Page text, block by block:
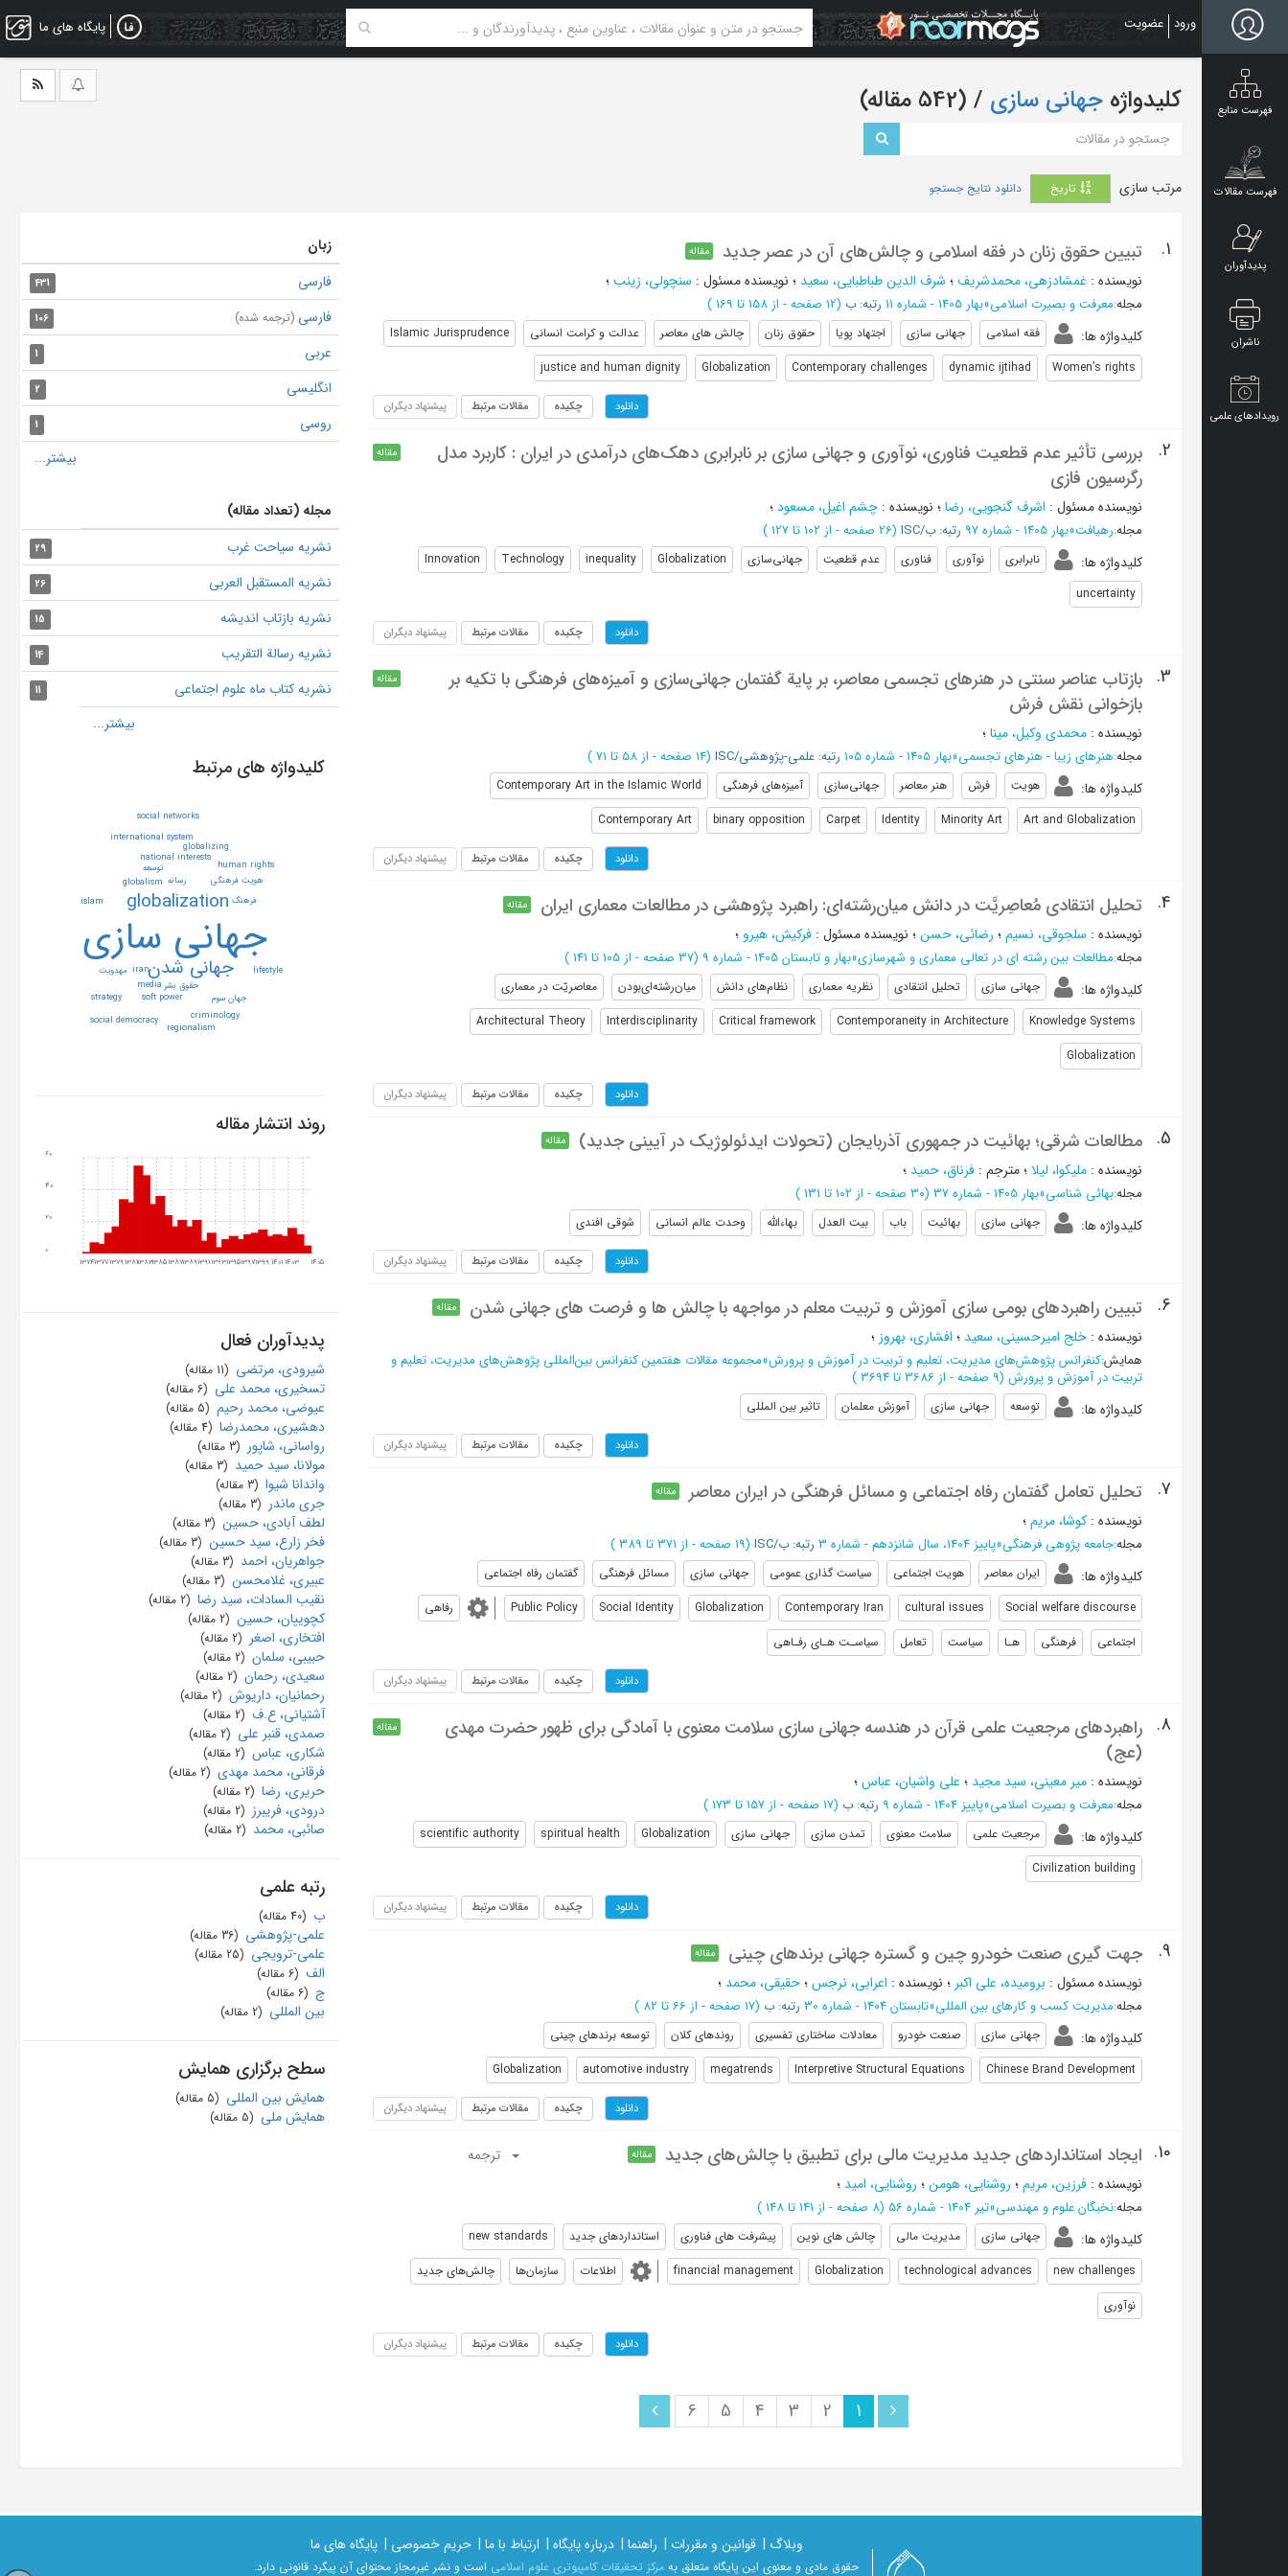
content
ورود عضویت پایگاه های ما
فهرست منابع
فهرست مقالات
پدیدآوران
ناشران
رویدادهای علمی
کلیدواژه جهانی سازی ‏/ (542 مقاله)
مرتب سازی تاریخ دانلود نتایج جستجو
1. تبیین حقوق زنان در فقه اسلامی و چالش‌های آن در عصر جدید مقاله
نویسنده : غمشادزهی، محمدشریف؛ شرف الدین طباطبایی، سعید ؛ نویسنده مسئول : سنچولی، زینب؛
مجله:معرفت و بصیرت اسلامی»بهار 1405 - شماره 11 رتبه: ب (‎12 صفحه - از 158 تا 169 )
کلیدواژه ها: فقه اسلامی جهانی سازی اجتهاد پویا حقوق زنان چالش های معاصر عدالت و کرامت انسانی
Islamic Jurisprudence
Women’s rights
dynamic ijtihad
Contemporary challenges
Globalization
justice and human dignity
دانلود چکیده مقالات مرتبط پیشنهاد دیگران
2.
بررسی تأثیر عدم قطعیت فناوری، نوآوری و جهانی سازی بر نابرابری دهک‌های درآمدی در ایران : کاربرد مدل
رگرسیون فازی
مقاله
نویسنده مسئول : اشرف گنجویی، رضا؛ نویسنده : چشم اغیل، مسعود؛
مجله:رهیافت»بهار 1405 - شماره 97 رتبه: ب/ISC (‎26 صفحه - از 102 تا 127 )
کلیدواژه ها: نابرابری نوآوری فناوری عدم قطعیت جهانی‌سازی Globalization
inequality
Technology
Innovation
uncertainty
دانلود چکیده مقالات مرتبط پیشنهاد دیگران
3.
بازتاب عناصر سنتی در هنرهای تجسمی معاصر، بر پایة گفتمان جهانی‌سازی و آمیزه‌های فرهنگی با تکیه بر
بازخوانی نقش فرش
مقاله
نویسنده : محمدی وکیل، مینا؛
مجله:هنرهای زیبا - هنرهای تجسمی»بهار 1405 - شماره 105 رتبه: علمی-پژوهشی/ISC (‎14 صفحه - از 58 تا 71 )
کلیدواژه ها: هویت فرش هنر معاصر جهانی‌سازی آمیزه‌های فرهنگی
Contemporary Art in the Islamic World
Art and Globalization
Minority Art
Identity
Carpet
binary opposition
Contemporary Art
دانلود چکیده مقالات مرتبط پیشنهاد دیگران
4. تحلیل انتقادی مُعاصِریَّت در دانش ميان‌رشته‌اي: راهبرد پژوهشي در مطالعات معماري ايران مقاله
نویسنده : سلجوقي، نسيم؛ رضائی، حسن؛ نویسنده مسئول : فركيش، هيرو ؛
مجله:مطالعات بین رشته ای در تعالی معماری و شهرسازی»بهار و تابستان 1405 - شماره 9 (‎37 صفحه - از 105 تا 141 )
کلیدواژه ها: جهانی سازی تحلیل انتقادی نظریه معماری نظام‌های دانش میان‌رشته‌ای‌بودن
معاصریّت در معماری
Knowledge Systems
Contemporaneity in Architecture
Critical framework
Interdisciplinarity
Architectural Theory
Globalization
دانلود چکیده مقالات مرتبط پیشنهاد دیگران
5. مطالعات شرقی؛ بهائیت در جمهوری آذربایجان (تحولات ایدئولوژیک در آیینی جدید) مقاله
نویسنده : ملیکوا، لیلا؛مترجم : فرناق، حمید ؛
مجله:بهائی شناسی»بهار 1405 - شماره 37 (‎30 صفحه - از 102 تا 131 )
کلیدواژه ها: جهانی سازی بهائیت باب بیت العدل بهاءالله وحدت عالم انسانی شوقی افندی
دانلود چکیده مقالات مرتبط پیشنهاد دیگران
6. تبیین راهبردهای بومی سازی آموزش و تربیت معلم در مواجهه با چالش ها و فرصت های جهانی شدن مقاله
نویسنده : خلج امیرحسینی، سعید ؛ افشاری، بهروز ؛
همایش:كنفرانس پژوهش‌هاي مديريت، تعلیم و تربیت در آموزش و پرورش»مجموعه مقالات هفتمین کنفرانس بین‌المللی پژوهش‌های مدیریت، تعلیم و
تربیت در آموزش و پرورش (‎9 صفحه - از 3686 تا 3694 )
کلیدواژه ها: توسعه جهانی سازی آموزش معلمان تاثیر بین المللی
دانلود چکیده مقالات مرتبط پیشنهاد دیگران
7. تحلیل تعامل گفتمان رفاه اجتماعی و مسائل فرهنگی در ایران معاصر مقاله
نویسنده : کوشا، مریم؛
مجله:جامعه پژوهی فرهنگی»پاییز 1404، سال شانزدهم - شماره 3 رتبه: ب/ISC (‎19 صفحه - از 371 تا 389 )
کلیدواژه ها: ایران معاصر هویت اجتماعی سیاست گذاری عمومی جهانی سازی مسائل فرهنگی
گفتمان رفاه اجتماعی
Social welfare discourse
cultural issues
Contemporary Iran
Globalization
Social Identity
Public Policy
رفاهی
اجتماعی
فرهنگی هـا سیاست تعامل سیاسـت هـای رفـاهی
دانلود چکیده مقالات مرتبط پیشنهاد دیگران
8.
راهبردهای مرجعیت علمی قرآن در هندسه جهانی سازی سلامت معنوی با آمادگی برای ظهور حضرت مهدی
(عج)
مقاله
نویسنده : میر معینی، سید مجید ؛ علی واشیان، عباس؛
مجله:معرفت و بصیرت اسلامی»پاییز 1404 - شماره 9 رتبه: ب (‎17 صفحه - از 157 تا 173 )
کلیدواژه ها: مرجعیت علمی سلامت معنوی تمدن سازی جهانی سازی Globalization
spiritual health
scientific authority
Civilization building
دانلود چکیده مقالات مرتبط پیشنهاد دیگران
9. جهت گیری صنعت خودرو چین و گستره جهانی برندهای چینی مقاله
نویسنده مسئول : برومیده، علی اکبر ؛ نویسنده : اعرابی، نرجس؛حقیقی، محمد ؛
مجله:مدیریت کسب و کارهای بین المللی»تابستان 1404 - شماره 30 رتبه: ب (‎17 صفحه - از 66 تا 82 )
کلیدواژه ها: جهانی سازی صنعت خودرو معادلات ساختاری تفسیری روندهای کلان
توسعه برندهای چینی
Chinese Brand Development
Interpretive Structural Equations
megatrends
automotive industry
Globalization
دانلود چکیده مقالات مرتبط پیشنهاد دیگران
10. ایجاد استانداردهای جدید مدیریت مالی برای تطبیق با چالش‌های جدید مقاله
ترجمه
نویسنده : فرزین، مریم؛ روشنایی، هومن؛ روشنایی، امید ؛
مجله:نخبگان علوم و مهندسی»تیر 1404 - شماره 56 (‎8 صفحه - از 141 تا 148 )
کلیدواژه ها: جهانی سازی مدیریت مالی چالش های نوین پیشرفت های فناوری استانداردهای جدید
new standards
new challenges
technological advances
Globalization
financial management اطلاعات سازمان‌ها
چالش‌های جدید
نوآوری
دانلود چکیده مقالات مرتبط پیشنهاد دیگران
1
2
3
4
5
6
زبان
فارسی
431
فارسی(ترجمه شده) 106
عربی 1
انگلیسی 2
روسی 1
مجله (تعداد مقاله)
نشریه سیاحت غرب
29
نشریه المستقبل العربی 26
نشریه بازتاب اندیشه 15
نشریه رسالة التقریب 14
نشریه کتاب ماه علوم اجتماعی 11
کلیدواژه های مرتبط
جهاني سازي
globalization
جهاني شدن
حقوق بشر
رسانه globalism
media
توسعه
iran
national interests
soft power جهان سوم
فرهنگ
مهدويت
هويت فرهنگي
criminology
globalizing
human rights
international system
islam
lifestyle
regionalism
social democracy
social networks
strategy
روند انتشار مقاله
13741377137913811383138513871389139113931395139713991401 1403 1405
0
20
40
60
پدیدآوران فعال
شیرودی، مرتضی ‏ (11 مقاله)
تسخیری، محمد علی ‏ (6 مقاله)
عیوضی، محمد رحیم ‏ (5 مقاله)
دهشیری، محمدرضا ‏ (4 مقاله)
رواسانی، شاپور ‏ (3 مقاله)
مولانا، سید حمید ‏ (3 مقاله)
واندانا شیوا ‏ (3 مقاله)
جری ماندر ‏ (3 مقاله)
لطف آبادی، حسین ‏ (3 مقاله)
فخر زارع، سید حسین ‏ (3 مقاله)
جواهریان، احمد ‏ (3 مقاله)
عبیری، غلامحسن ‏ (3 مقاله)
نقیب السادات، سید رضا ‏ (2 مقاله)
کچوییان، حسین ‏ (2 مقاله)
افتخاری، اصغر ‏ (2 مقاله)
حبیبی، سلمان ‏ (2 مقاله)
سعیدی، رحمان ‏ (2 مقاله)
رحمانیان، داریوش ‏ (2 مقاله)
آشتیانی، ع.ف ‏ (2 مقاله)
صمدی، قنبر علی ‏ (2 مقاله)
شکاری، عباس ‏ (2 مقاله)
فرقانی، محمد مهدی ‏ (2 مقاله)
حریری، رضا ‏ (2 مقاله)
درودی، فریبرز ‏ (2 مقاله)
صائبی، محمد ‏ (2 مقاله)
رتبه علمی
ب ‏ (40 مقاله)
علمی-پژوهشی ‏ (36 مقاله)
علمی-ترویجی ‏ (25 مقاله)
الف ‏ (6 مقاله)
ج ‏ (6 مقاله)
بین المللی ‏ (2 مقاله)
سطح برگزاری همایش
همایش بین المللی ‏ (5 مقاله)
همایش ملی ‏ (5 مقاله)
وبلاگ | قوانین و مقررات | راهنما | درباره پایگاه | ارتباط با ما | حریم خصوصی | پایگاه های ما
حقوق مادی و معنوی اين پايگاه متعلق بهمرکز تحقیقات کامپیوتری علوم اسلامی است و نشر غیرمجاز محتوای آن پیگرد قانونی دارد.